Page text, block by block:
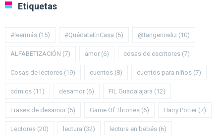
Etiquetas
#leermás (15) #QuédateEnCasa (6) @tangerineliz (10)
ALFABETIZACIÓN (7) amor (6) cosas de escritores (7)
Cosas de lectores (19) cuentos (8) cuentos para niños (7)
cómics (11) desamor (6) FIL Guadalajara (12)
Frases de desamor (5) Game Of Thrones (6) Harry Potter (7)
Lectores (20) lectura (32) lectura en bebés (6)